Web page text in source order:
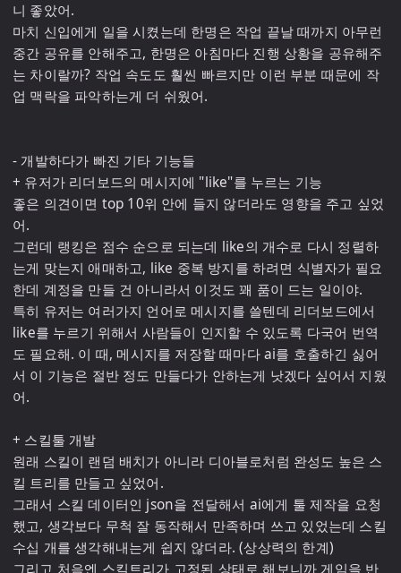
니 좋았어.
마치 신입에게 일을 시켰는데 한명은 작업 끝날 때까지 아무런
중간 공유를 안해주고, 한명은 아침마다 진행 상황을 공유해주
는 차이랄까? 작업 속도도 훨씬 빠르지만 이런 부분 때문에 작
업 맥락을 파악하는게 더 쉬웠어.
- 개발하다가 빠진 기타 기능들
+ 유저가 리더보드의 메시지에 "like"를 누르는 기능
좋은 의견이면 top 10위 안에 들지 않더라도 영향을 주고 싶었
어.
그런데 랭킹은 점수 순으로 되는데 like의 개수로 다시 정렬하
는게 맞는지 애매하고, like 중복 방지를 하려면 식별자가 필요
한데 계정을 만들 건 아니라서 이것도 꽤 품이 드는 일이야.
특히 유저는 여러가지 언어로 메시지를 쓸텐데 리더보드에서
like를 누르기 위해서 사람들이 인지할 수 있도록 다국어 번역
도 필요해. 이 때, 메시지를 저장할 때마다 ai를 호출하긴 싫어
서 이 기능은 절반 정도 만들다가 안하는게 낫겠다 싶어서 지웠
어.
+ 스킬툴 개발
원래 스킬이 랜덤 배치가 아니라 디아블로처럼 완성도 높은 스
킬 트리를 만들고 싶었어.
그래서 스킬 데이터인 json을 전달해서 ai에게 툴 제작을 요청
했고, 생각보다 무척 잘 동작해서 만족하며 쓰고 있었는데 스킬
수십 개를 생각해내는게 쉽지 않더라. (상상력의 한계)
그리고 처음엔 스킬트리가 고정된 상태로 해보니까 게임을 반